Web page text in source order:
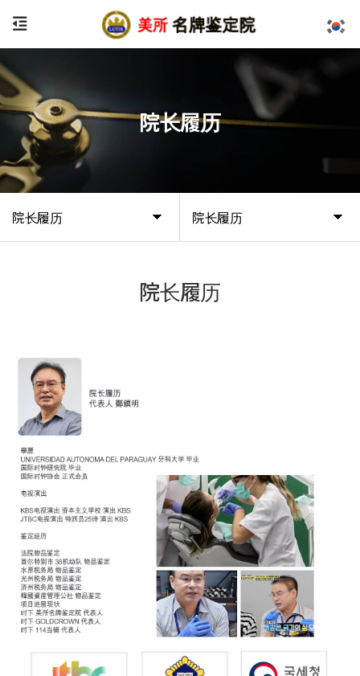
院长履历 院长履历
院长履历
院长履历